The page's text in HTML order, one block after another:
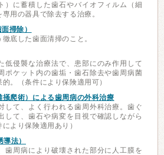
）に蓄積した歯石やバイオフィルム（細
用の器具で除去する治療。
掃除）
底した歯面清掃のこと。
低侵襲な治療法で、患部にのみ作用して
ポケット内の歯垢・歯石除去や歯周病菌
。（条件により保険適用可）
爬術）による歯周病の外科治療
して、よく行われる歯周外科治療。歯ぐ
して、歯石や病変を目視で確認しながら
より保険適用あり）
法）
歯周病により破壊された部分に人工膜を